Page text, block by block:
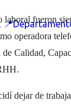
laboral fueron
operadora
Calidad,
dejar de